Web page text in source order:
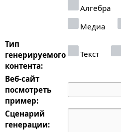
Алгебра
Медиа
Тип
генерируемого
контента:
Текст
Веб-сайт
посмотреть
пример:
Сценарий
генерации: